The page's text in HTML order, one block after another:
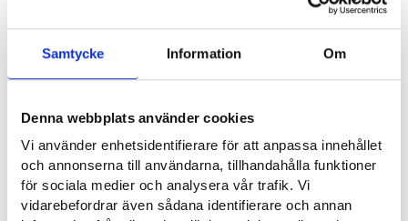
Samtycke Information Om
Denna webbplats använder cookies
Vi använder enhetsidentifierare för att anpassa innehållet
och annonserna till användarna, tillhandahålla funktioner
för sociala medier och analysera vår trafik. Vi
vidarebefordrar även sådana identifierare och annan
virastoille tai kotitalouksille. Palkkatukea myönnetään
työvoimapalveluiden järjestämislain mukaisesti vain
työttömien työnhakijoiden ammatillisen osaamisen
parantamiseen sekä oppisopimukseen.
Lakisääteisesti yli 55-vuotiaiden työllistämistukea
myönnetään edelleen ehtojen täyttyessä.
Pohjois- ja Itä-Lapin työllisyysaluejaosto hyväksyi linjaukset
koskien uusien harkinnanvaraisten palkkatukipäätösten